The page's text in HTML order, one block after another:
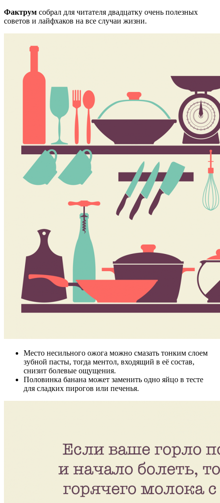
Фактрум собрал для читателя двадцатку очень полезных
советов и лайфхаков на все случаи жизни.
Место несильного ожога можно смазать тонким слоем
зубной пасты, тогда ментол, входящий в её состав,
снизит болевые ощущения.
Половинка банана может заменить одно яйцо в тесте
для сладких пирогов или печенья.